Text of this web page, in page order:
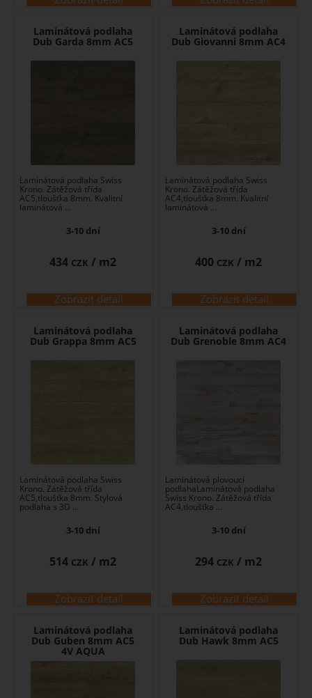
Laminátová podlaha
Dub Garda 8mm AC5
Laminátová podlaha Swiss
Krono. Zátěžová třída
AC5,tloušťka 8mm. Kvalitní
laminátová ...
3-10 dní
Zobrazit detail
434 CZK / m2
Laminátová podlaha
Dub Giovanni 8mm AC4
Laminátová podlaha Swiss
Krono. Zátěžová třída
AC4,tloušťka 8mm. Kvalitní
laminátová ...
3-10 dní
Zobrazit detail
400 CZK / m2
Laminátová podlaha
Dub Grappa 8mm AC5
Laminátová podlaha Swiss
Krono. Zátěžová třída
AC5,tloušťka 8mm. Stylová
podlaha s 3D ...
3-10 dní
Zobrazit detail
514 CZK / m2
Laminátová podlaha
Dub Grenoble 8mm AC4
Laminátová plovoucí
podlahaLaminátová podlaha
Swiss Krono. Zátěžová třída
AC4,tloušťka ...
3-10 dní
Zobrazit detail
294 CZK / m2
Laminátová podlaha
Dub Guben 8mm AC5
4V AQUA
Laminátová podlaha
Dub Hawk 8mm AC5